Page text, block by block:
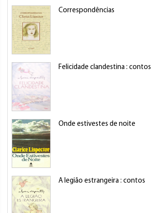
Correspondências
Felicidade clandestina : contos
Onde estivestes de noite
A legião estrangeira : contos